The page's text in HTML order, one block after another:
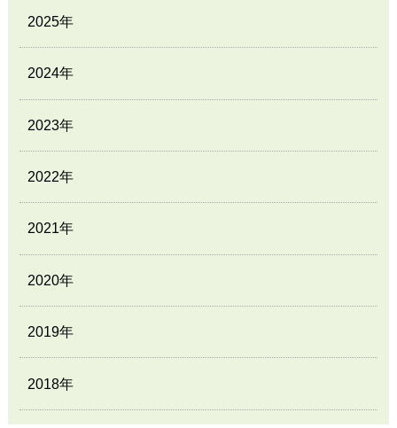
2025年
2024年
2023年
2022年
2021年
2020年
2019年
2018年